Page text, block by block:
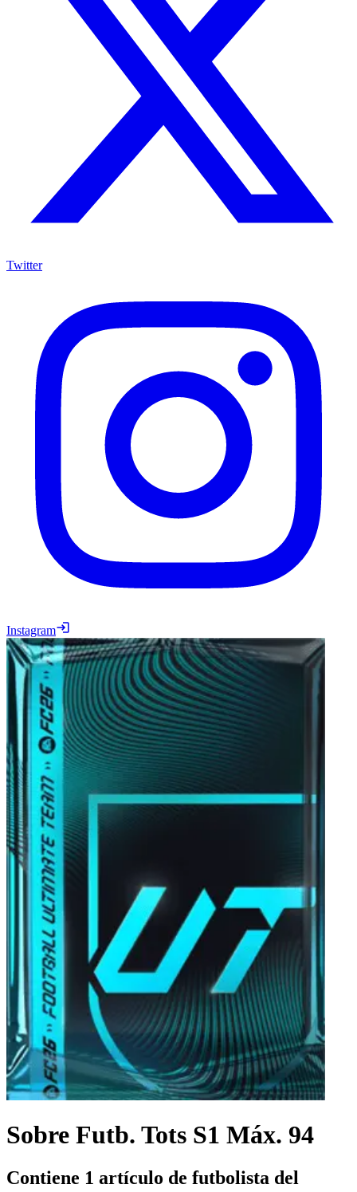
Twitter
Instagram
Sobre Futb. Tots S1 Máx. 94
Contiene 1 artículo de futbolista del